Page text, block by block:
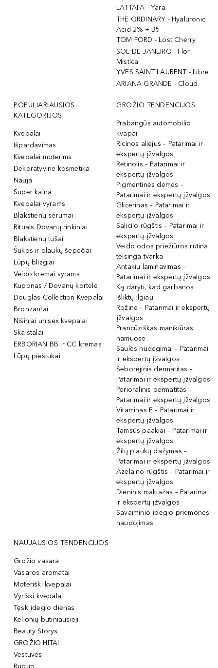
LATTAFA - Yara
THE ORDINARY - Hyaluronic
Acid 2% + B5
TOM FORD - Lost Cherry
SOL DE JANEIRO - Flor
Mistica
YVES SAINT LAURENT - Libre
ARIANA GRANDE - Cloud
POPULIARIAUSIOS
KATEGORIJOS
Kvepalai
Išpardavimas
Kvepalai moterims
Dekoratyvinė kosmetika
Nauja
Super kaina
Kvepalai vyrams
Blakstienų serumai
Rituals Dovanų rinkiniai
Blakstienų tušai
Šukos ir plaukų šepečiai
Lūpų blizgiai
Veido kremai vyrams
Kuponas / Dovanų kortelė
Douglas Collection Kvepalai
Bronzantai
Nišiniai unisex kvepalai
Skaistalai
ERBORIAN BB ir CC kremas
Lūpų pieštukai
GROŽIO TENDENCIJOS
Prabangūs automobilio
kvapai
Ricinos aliejus – Patarimai ir
ekspertų įžvalgos
Retinolis – Patarimai ir
ekspertų įžvalgos
Pigmentinės dėmės –
Patarimai ir ekspertų įžvalgos
Glicerinas – Patarimai ir
ekspertų įžvalgos
Salicilo rūgštis – Patarimai ir
ekspertų įžvalgos
Veido odos priežiūros rutina:
teisinga tvarka
Antakių laminavimas –
Patarimai ir ekspertų įžvalgos
Ką daryti, kad garbanos
išliktų ilgiau
Rožinė – Patarimai ir ekspertų
įžvalgos
Prancūziškas manikiūras
namuose
Saulės nudegimai – Patarimai
ir ekspertų įžvalgos
Seborėjinis dermatitas –
Patarimai ir ekspertų įžvalgos
Perioralinis dermatitas –
Patarimai ir ekspertų įžvalgos
Vitaminas E – Patarimai ir
ekspertų įžvalgos
Tamsūs paakiai – Patarimai ir
ekspertų įžvalgos
Žilų plaukų dažymas –
Patarimai ir ekspertų įžvalgos
Azelaino rūgštis – Patarimai ir
ekspertų įžvalgos
Dieninis makiažas – Patarimai
ir ekspertų įžvalgos
Savaiminio įdegio priemonės
naudojimas
NAUJAUSIOS TENDENCIJOS
Grožio vasara
Vasaros aromatai
Moteriški kvepalai
Vyriški kvepalai
Tęsk įdegio dienas
Kelionių būtiniausieji
Beauty Storys
GROŽIO HITAI
Vestuvės
Ruduo